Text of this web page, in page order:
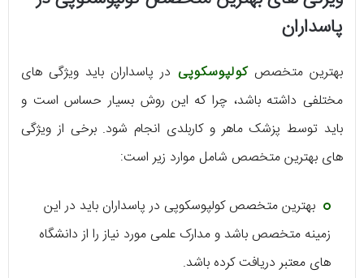
پاسداران
بهترین متخصصکولپوسکوپی در پاسداران باید ویژگی های
مختلفی داشته باشد، چرا که این روش بسیار حساس است و
باید توسط پزشک ماهر و کاربلدی انجام شود. برخی از ویژگی
های بهترین متخصص شامل موارد زیر است:
بهترین متخصص کولپوسکوپی در پاسداران باید در این
زمینه متخصص باشد و مدارک علمی مورد نیاز را از دانشگاه
های معتبر دریافت کرده باشد.